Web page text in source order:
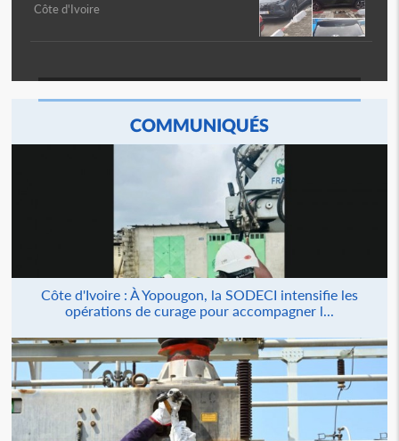
Côte d'Ivoire
COMMUNIQUÉS
Côte d'Ivoire : À Yopougon, la SODECI intensifie les
opérations de curage pour accompagner l...